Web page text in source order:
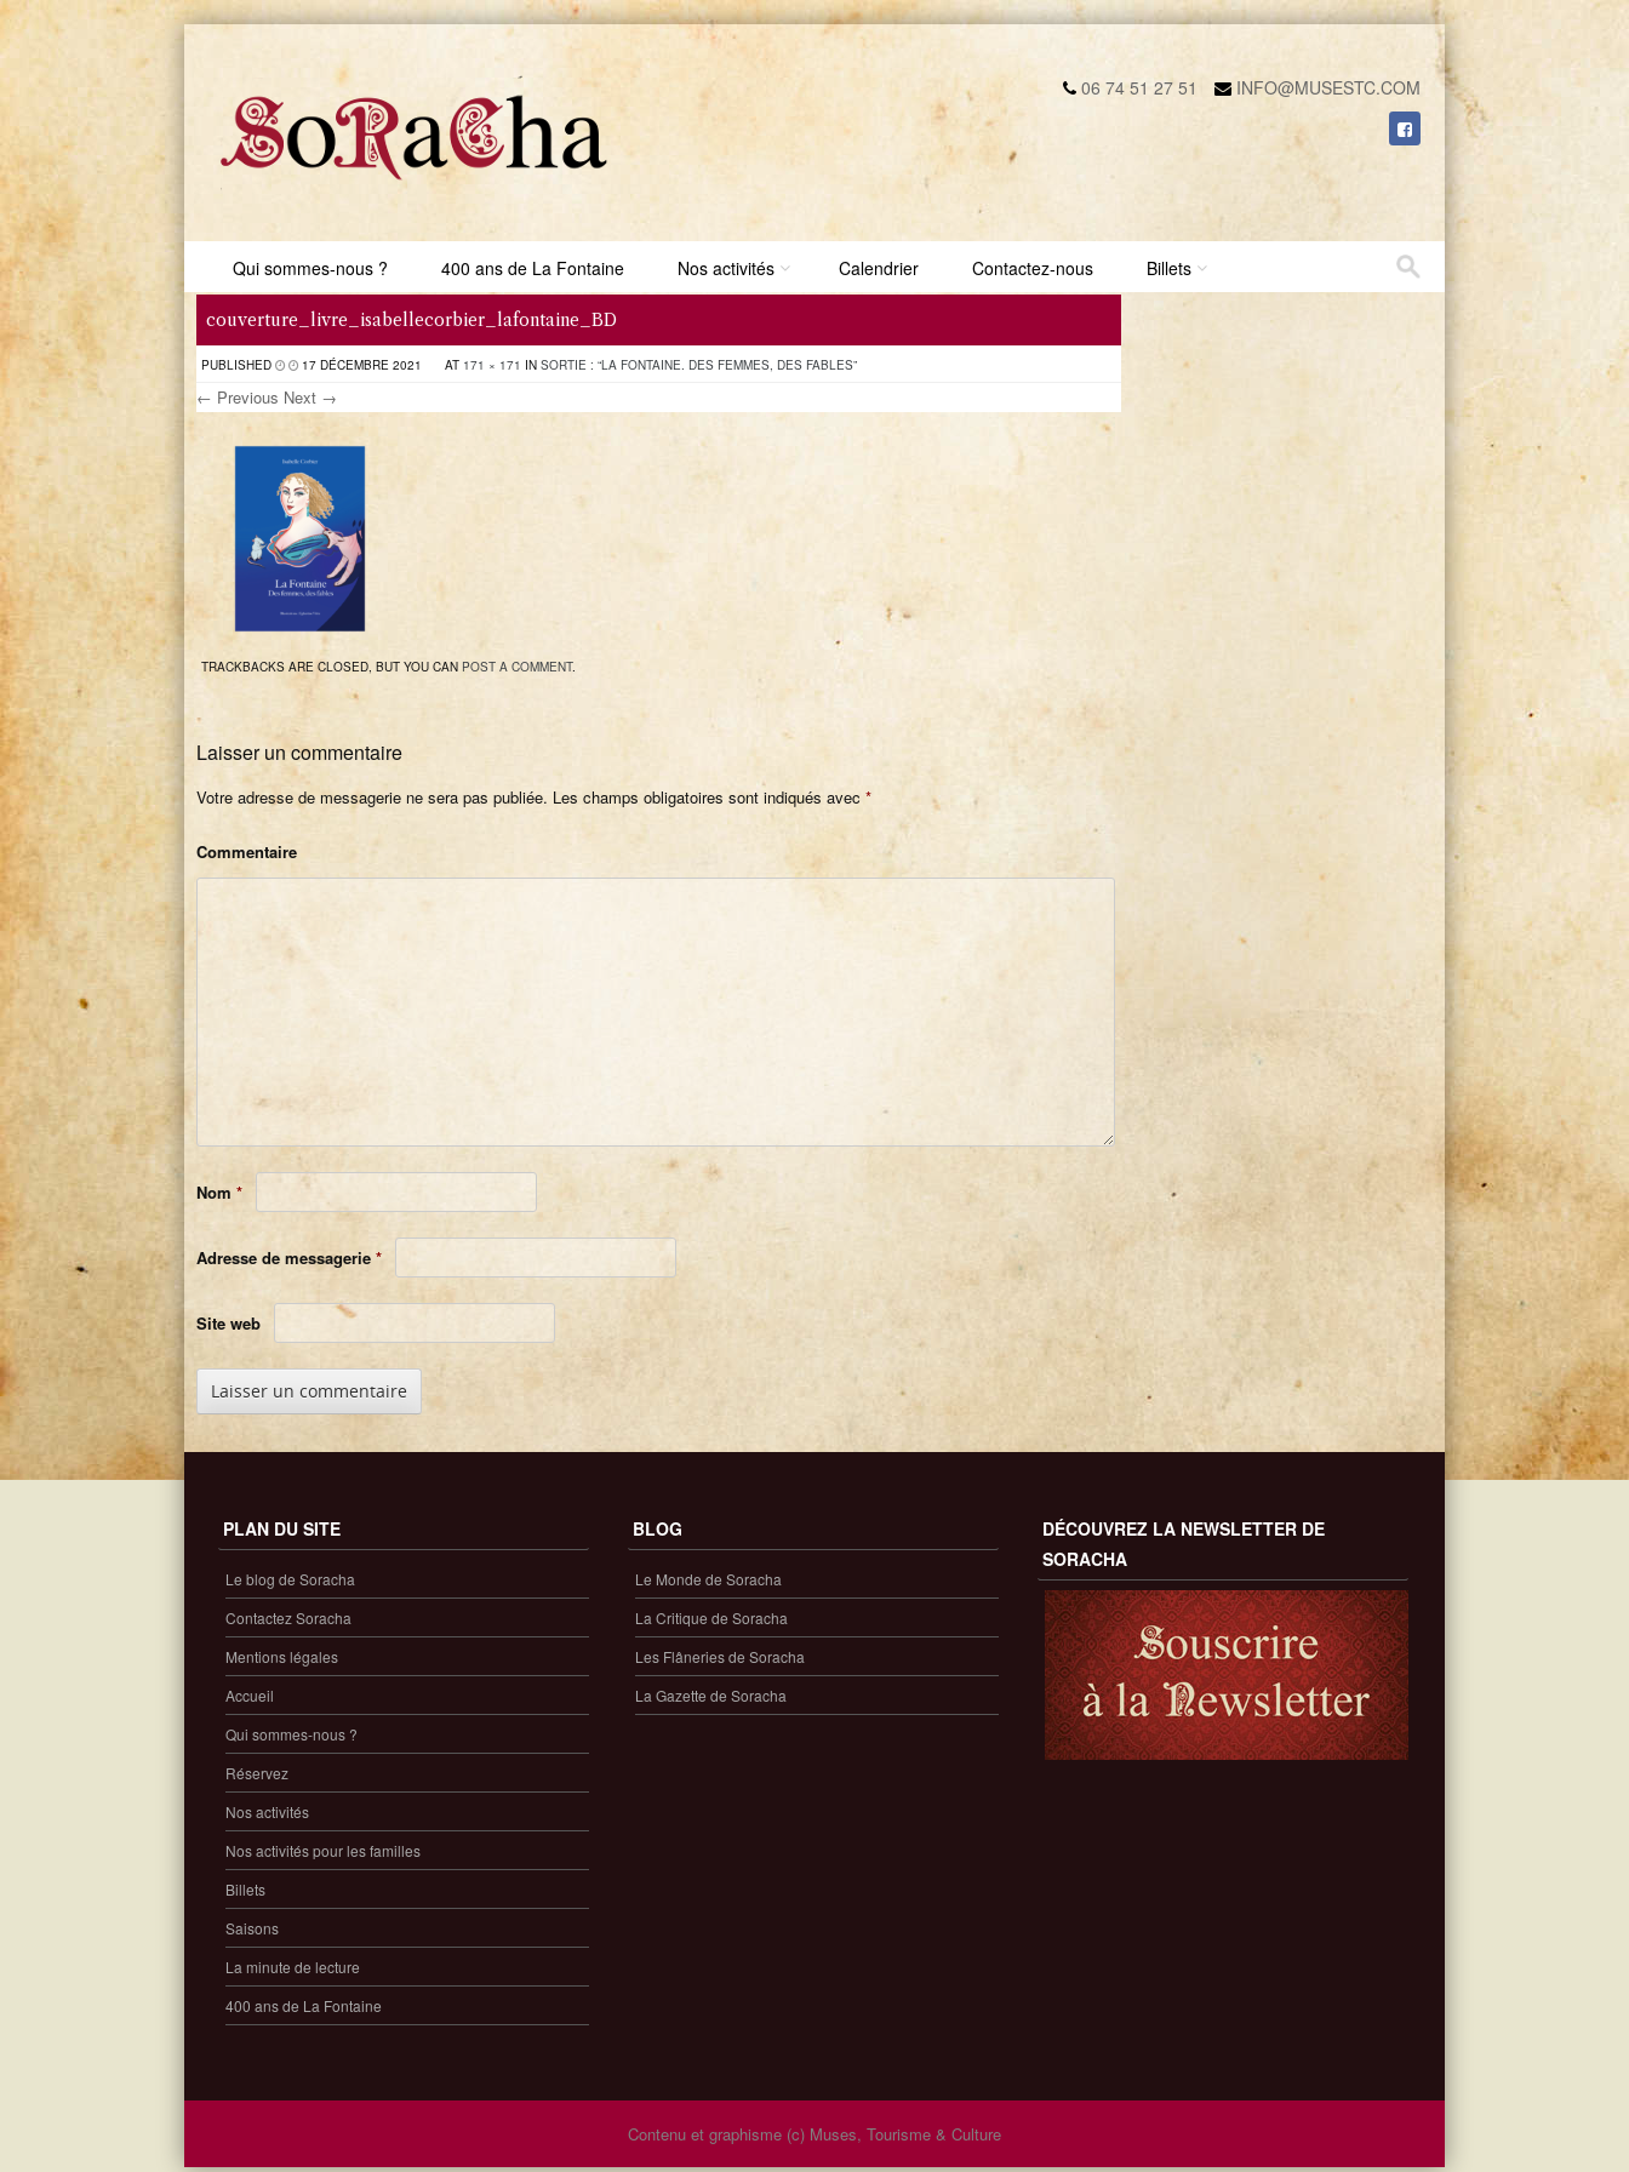
06 74 51 27 51 INFO@MUSESTC.COM
Menu
Skip to content
Qui sommes-nous ? 400 ans de La Fontaine Nos activités Calendrier Contactez-nous Billets
couverture_livre_isabellecorbier_lafontaine_BD
PUBLISHED 17 DÉCEMBRE 2021 AT 171 × 171 IN SORTIE : “LA FONTAINE. DES FEMMES, DES FABLES”
← Previous Next →
TRACKBACKS ARE CLOSED, BUT YOU CAN POST A COMMENT.
Laisser un commentaire
Votre adresse de messagerie ne sera pas publiée. Les champs obligatoires sont indiqués avec *
Commentaire
Nom *
Adresse de messagerie *
Site web
PLAN DU SITE
Le blog de Soracha
Contactez Soracha
Mentions légales
Accueil
Qui sommes-nous ?
Réservez
Nos activités
Nos activités pour les familles
Billets
Saisons
La minute de lecture
400 ans de La Fontaine
BLOG
Le Monde de Soracha
La Critique de Soracha
Les Flâneries de Soracha
La Gazette de Soracha
DÉCOUVREZ LA NEWSLETTER DE
SORACHA
Contenu et graphisme (c) Muses, Tourisme & Culture